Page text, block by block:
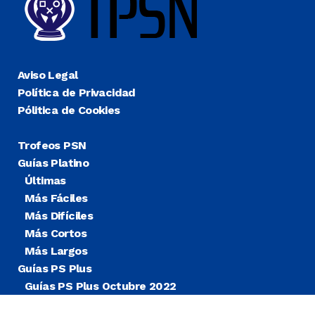
Aviso Legal
Política de Privacidad
Pólitica de Cookies
Trofeos PSN
Guías Platino
Últimas
Más Fáciles
Más Difíciles
Más Cortos
Más Largos
Guías PS Plus
Guías PS Plus Octubre 2022